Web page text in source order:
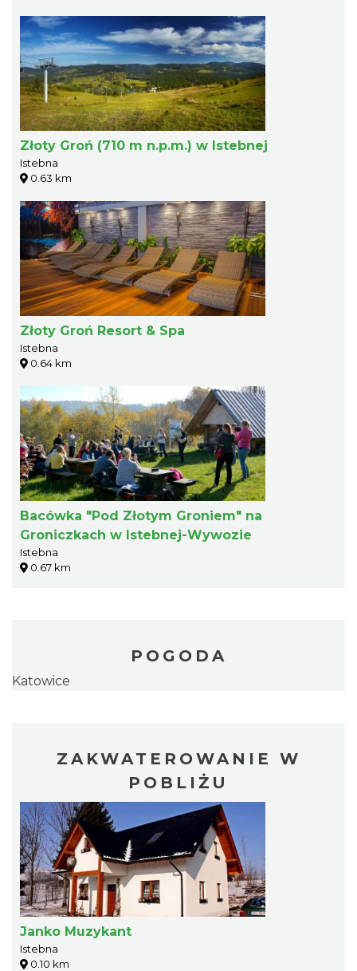
Złoty Groń (710 m n.p.m.) w Istebnej
Istebna
0.63 km
Złoty Groń Resort & Spa
Istebna
0.64 km
Bacówka "Pod Złotym Groniem" na
Groniczkach w Istebnej-Wywozie
Istebna
0.67 km
POGODA
Katowice
ZAKWATEROWANIE W
POBLIŻU
Janko Muzykant
Istebna
0.10 km